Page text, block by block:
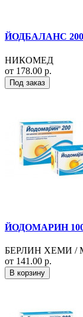
ЙОДБАЛАНС
НИКОМЕД
от 178.00 р.
Под заказ
ЙОДОМАРИН
БЕРЛИН ХЕМИ /
от 141.00 р.
В корзину